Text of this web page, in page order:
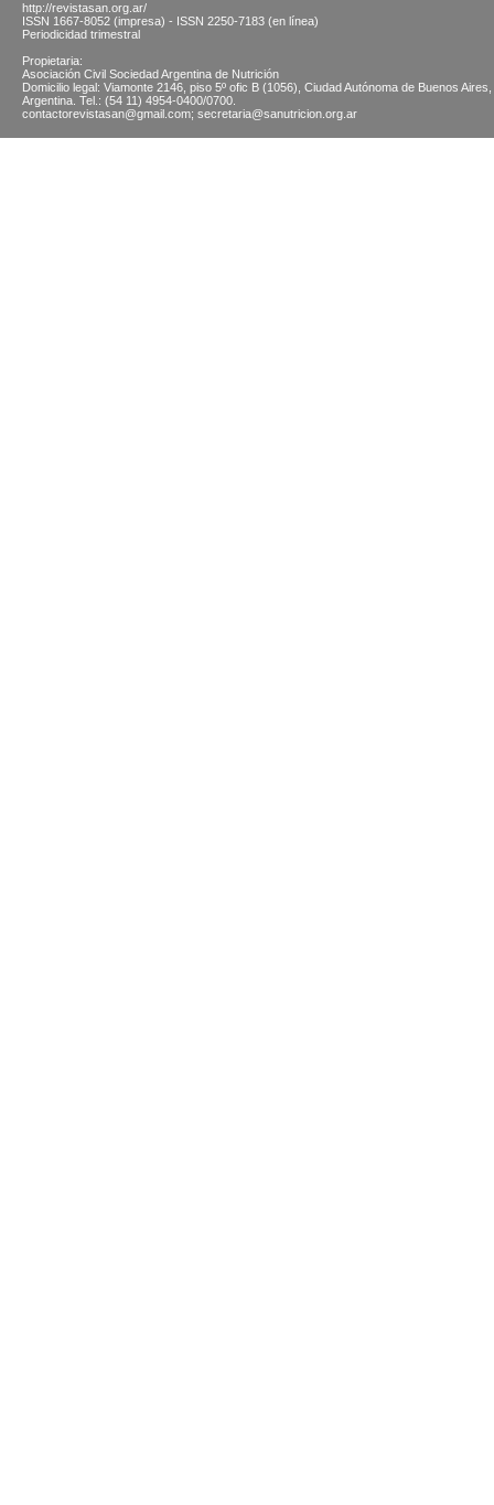
http://revistasan.org.ar/
ISSN 1667-8052 (impresa) - ISSN 2250-7183 (en línea)
Periodicidad trimestral
Propietaria:
Asociación Civil Sociedad Argentina de Nutrición
Domicilio legal: Viamonte 2146, piso 5º ofic B (1056), Ciudad Autónoma de Buenos Aires,
Argentina. Tel.: (54 11) 4954-0400/0700.
contactorevistasan@gmail.com; secretaria@sanutricion.org.ar